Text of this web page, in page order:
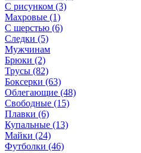
С рисунком (3)
Махровые (1)
С шерстью (6)
Следки (5)
Мужчинам
Брюки (2)
Трусы (82)
Боксерки (63)
Облегающие (48)
Свободные (15)
Плавки (6)
Купальные (13)
Майки (24)
Футболки (46)